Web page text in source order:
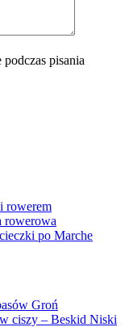
pisania
rowerem
rowerowa
po Marche
Groń
ciszy – Beskid Niski